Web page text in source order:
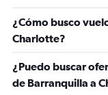
¿Cómo busco
Charlotte?
¿Puedo buscar
de Barranquilla a